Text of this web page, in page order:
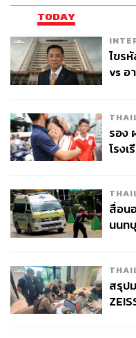
TODAY
ไขร
vs อ
รอง
โรง
สื่อน
นนท
สรุป